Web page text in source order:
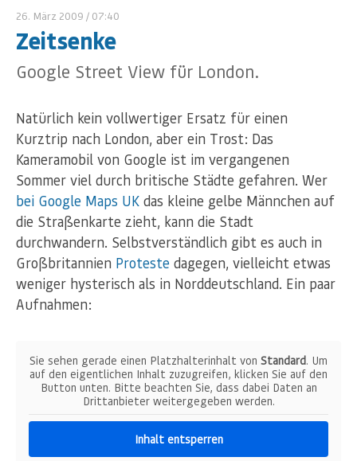
26. März 2009 / 07:40
Zeitsenke
Google Street View für London.
Natürlich kein vollwertiger Ersatz für einen
Kurztrip nach London, aber ein Trost: Das
Kameramobil von Google ist im vergangenen
Sommer viel durch britische Städte gefahren. Wer
bei Google Maps UK das kleine gelbe Männchen auf
die Straßenkarte zieht, kann die Stadt
durchwandern. Selbstverständlich gibt es auch in
Großbritannien Proteste dagegen, vielleicht etwas
weniger hysterisch als in Norddeutschland. Ein paar
Aufnahmen:
Sie sehen gerade einen Platzhalterinhalt von Standard. Um
auf den eigentlichen Inhalt zuzugreifen, klicken Sie auf den
Button unten. Bitte beachten Sie, dass dabei Daten an
Drittanbieter weitergegeben werden.
Inhalt entsperren